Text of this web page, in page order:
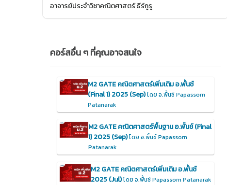
อาจารย์ประจำวิชาคณิตศาสตร์ ธีร์กูรู
คอร์สอื่น ๆ ที่คุณอาจสนใจ
M2 GATE คณิตศาสตร์เพิ่มเติม อ.พั้นช์
(Final 1) 2025 (Sep)โดย อ.พั้นช์ Papassorn
Patanarak
M2 GATE คณิตศาสตร์พื้นฐาน อ.พั้นช์ (Final
1) 2025 (Sep)โดย อ.พั้นช์ Papassorn
Patanarak
M2 GATE คณิตศาสตร์เพิ่มเติม อ.พั้นช์
2025 (Jul)โดย อ.พั้นช์ Papassorn Patanarak